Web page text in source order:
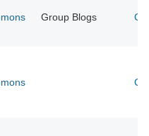
Group Blogs